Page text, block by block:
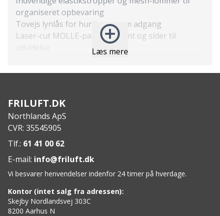
Læs mere
organiseret opbevaring
Tovejs lynlås for hurtig og nem adgang
Laser-cut MOLLE-panel på front og sider til
udvidelse
veste, rygsække og bæltesystemer
Mål: 22 x 15 x 8 cm
Materiale: Cordura 700 den
FRILUFT.DK
Northlands ApS
CVR: 35545905
Tlf.: 61 41 00 62
E-mail: info@friluft.dk
Vi besvarer henvendelser indenfor 24 timer på hverdage.
Kontor (intet salg fra adressen):
Skejby Nordlandsvej 303C
8200 Aarhus N